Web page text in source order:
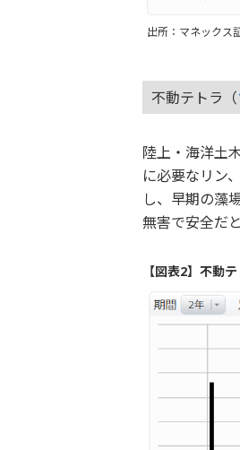
出所：マネックス
不動テトラ（
陸上・海洋土
に必要なリン
し、早期の藻
無害で安全だと
【図表2】不動